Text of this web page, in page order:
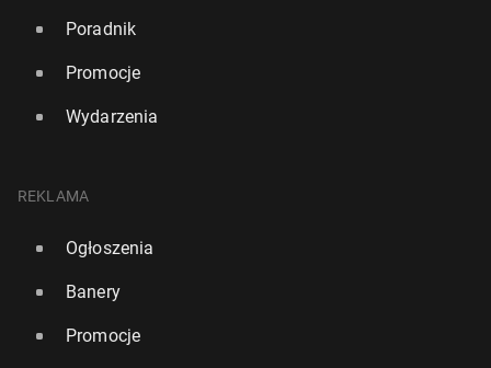
Poradnik
Promocje
Wydarzenia
REKLAMA
Ogłoszenia
Banery
Promocje